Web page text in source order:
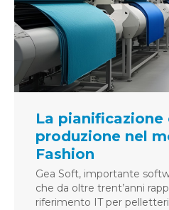
La pianificazione
produzione nel
Fashion
Gea Soft, importante
che da oltre trent’anni
riferimento IT per